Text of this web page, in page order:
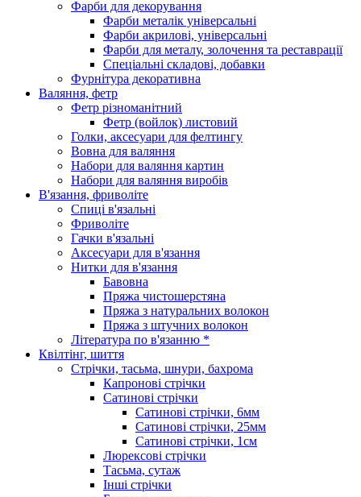
Фарби для декорування
Фарби металік універсальні
Фарби акрилові, універсальні
Фарби для металу, золочення та реставрації
Спеціальні складові, добавки
Фурнітура декоративна
Валяння, фетр
Фетр різноманітний
Фетр (войлок) листовий
Голки, аксесуари для фелтингу
Вовна для валяння
Набори для валяння картин
Набори для валяння виробів
В'язання, фриволіте
Спиці в'язальні
Фриволіте
Гачки в'язальні
Аксесуари для в'язання
Нитки для в'язання
Бавовна
Пряжа чистошерстяна
Пряжа з натуральних волокон
Пряжа з штучних волокон
Література по в'язанню *
Квілтінг, шиття
Стрічки, тасьма, шнури, бахрома
Капронові стрічки
Сатинові стрічки
Сатинові стрічки, 6мм
Сатинові стрічки, 25мм
Сатинові стрічки, 1см
Люрексові стрічки
Тасьма, сутаж
Інші стрічки